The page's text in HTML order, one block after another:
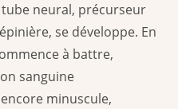
neural, précurseur
se développe. En
à battre,
sanguine
minuscule,